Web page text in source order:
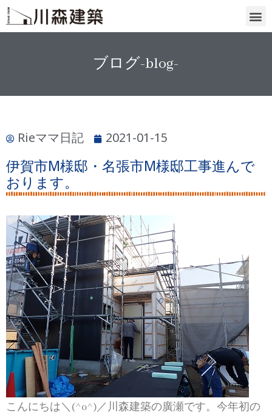
ブログ-blog-
Rieママ日記 2021-01-15
伊賀市M様邸・名張市M様邸工事進んで
おります。
こんにちは＼(^o^)／川森建築の廣瀬です。今年初の